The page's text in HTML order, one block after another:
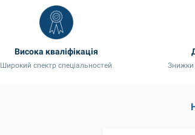
Висока кваліфікація
Широкий спектр спеціальностей Знижки